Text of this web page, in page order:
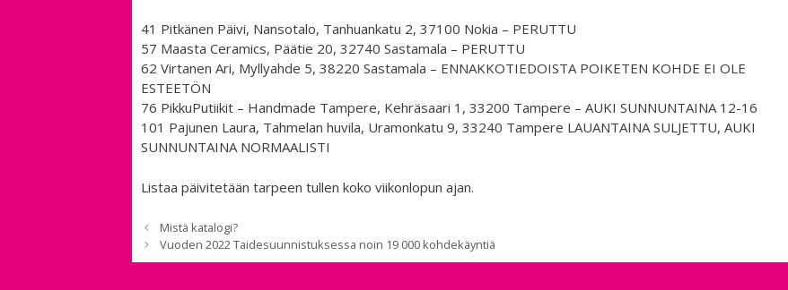
41 Pitkänen Päivi, Nansotalo, Tanhuankatu 2, 37100 Nokia – PERUTTU
57 Maasta Ceramics, Päätie 20, 32740 Sastamala – PERUTTU
62 Virtanen Ari, Myllyahde 5, 38220 Sastamala – ENNAKKOTIEDOISTA POIKETEN KOHDE EI OLE
ESTEETÖN
76 PikkuPutiikit – Handmade Tampere, Kehräsaari 1, 33200 Tampere – AUKI SUNNUNTAINA 12-16
101 Pajunen Laura, Tahmelan huvila, Uramonkatu 9, 33240 Tampere LAUANTAINA SULJETTU, AUKI
SUNNUNTAINA NORMAALISTI
Listaa päivitetään tarpeen tullen koko viikonlopun ajan.
Mistä katalogi?
Vuoden 2022 Taidesuunnistuksessa noin 19 000 kohdekäyntiä